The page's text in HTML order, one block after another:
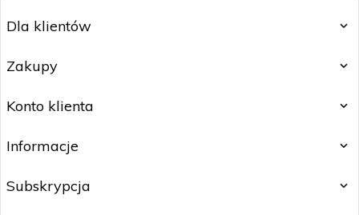
Dla klientów
Zakupy
Konto klienta
Informacje
Subskrypcja